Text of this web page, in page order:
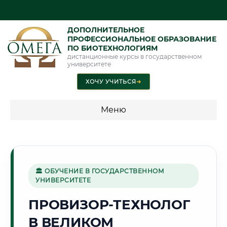
ДОПОЛНИТЕЛЬНОЕ
ПРОФЕССИОНАЛЬНОЕ ОБРАЗОВАНИЕ
ПО БИОТЕХНОЛОГИЯМ
дистанционные курсы в государственном
университете
ХОЧУ УЧИТЬСЯ➜
Меню
🏰
Г. ВЕЛИКИЙ НОВГОРОД
🏛 ОБУЧЕНИЕ В ГОСУДАРСТВЕННОМ
УНИВЕРСИТЕТЕ
ПРОВИЗОР-ТЕХНОЛОГ
В ВЕЛИКОМ